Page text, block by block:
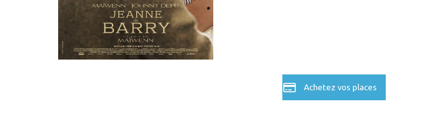
Achetez vos places